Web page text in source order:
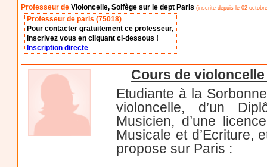
Professeur deVioloncelle, Solfège sur le dept Paris (inscrite depuis le 02
Professeur de paris (75018)
Pour contacter gratuitement ce professeur,
inscrivez vous en cliquant ci-dessous !
Inscription directe
Cours de
Etudiante à la
violoncelle, d’un
Musicien, d’une
Musicale et d’Ecriture,
propose sur Paris :